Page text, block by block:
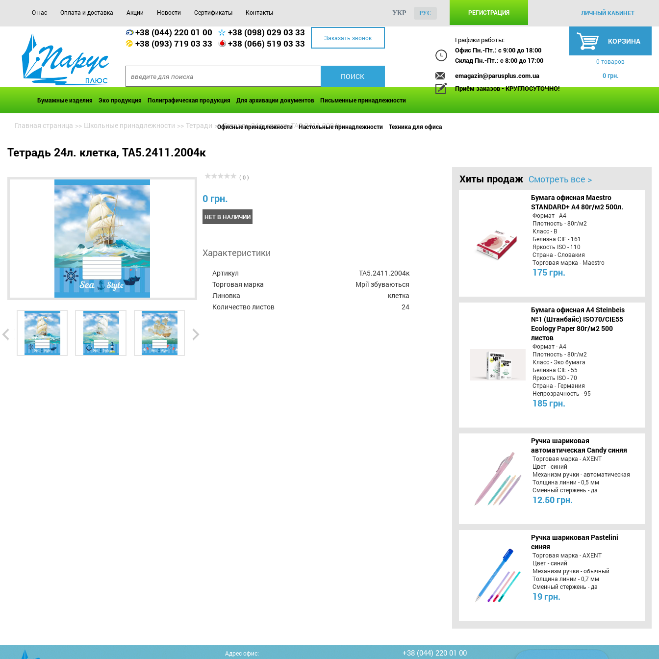
О нас Оплата и доставка Акции Новости Сертификаты Контакты РЕГИСТРАЦИЯ ЛИЧНЫЙ КАБИНЕТ
УКР РУС
+38 (044) 220 01 00
+38 (098) 029 03 33
+38 (093) 719 03 33
+38 (066) 519 03 33 Заказать звонок
Графики работы:
Офис Пн.-Пт.: с 9:00 до 18:00
Склад Пн.-Пт.: с 8:00 до 17:00
emagazin@parusplus.com.ua
Приём заказов - КРУГЛОСУТОЧНО!
КОРЗИНА
0 товаров
0 грн.
Бумажные изделия Эко продукция Полиграфическая продукция Для архивации документов Письменные принадлежности
Офисные принадлежности Настольные принадлежности Техника для офиса
Главная страница >> Школьные принадлежности >> Тетради >> Тетрадь 24л. клетка, ТА5.2411.2004к
Тетрадь 24л. клетка, ТА5.2411.2004к
( 0 )
0 грн.
НЕТ В НАЛИЧИИ
Характеристики
Артикул
ТА5.2411.2004к
Торговая марка
Мрії збуваються
Линовка
клетка
Количество листов
24
Хиты продаж Смотреть все >
Бумага офисная Maestro
STANDARD+ А4 80г/м2 500л.
Формат - А4
Плотность - 80г/м2
Класс - B
Белизна CIE - 161
Яркость ISO - 110
Страна - Словакия
Торговая марка - Maestro
175 грн.
Бумага офисная A4 Steinbeis
№1 (Штанбайс) ISO70/СІЕ55
Ecology Paper 80г/м2 500
листов
Формат - А4
Плотность - 80г/м2
Класс - Эко бумага
Белизна CIE - 55
Яркость ISO - 70
Страна - Германия
Непрозрачность - 95
185 грн.
Ручка шариковая
автоматическая Candy синяя
Торговая марка - AXENT
Цвет - синий
Механизм ручки - автоматическая
Толщина линии - 0,5 мм
Сменный стержень - да
12.50 грн.
Ручка шариковая Pastelini
синяя
Торговая марка - AXENT
Цвет - синий
Механизм ручки - обычный
Толщина линии - 0,7 мм
Сменный стержень - да
19 грн.
Адрес офис:
+38 (044) 220 01 00